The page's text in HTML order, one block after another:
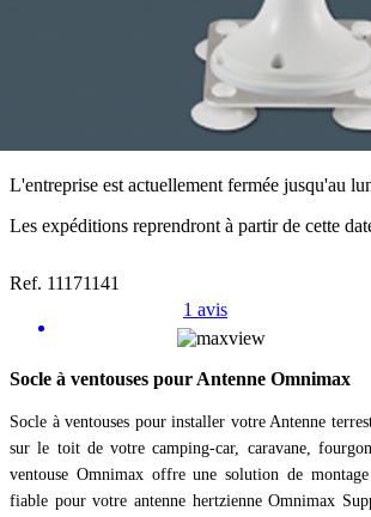
L'entreprise est actuellement fermée jusqu'au
Les expéditions reprendront à partir de cette
Ref. 11171141
1 avis
Socle à ventouses pour Antenne Omnimax
Socle à ventouses pour installer votre Antenne
sur le toit de votre camping-car, caravane,
ventouse Omnimax offre une solution de
fiable pour votre antenne hertzienne Omnimax